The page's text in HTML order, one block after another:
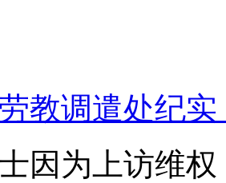
调遣处纪实
因为上访维